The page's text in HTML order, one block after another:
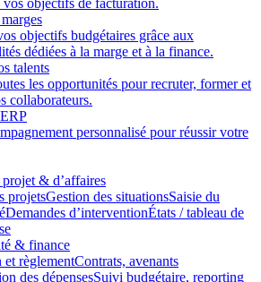
vos objectifs de facturation.
objectifs budgétaires grâce aux
dédiées à la marge et à la finance.
talents
les opportunités pour recruter, former et
collaborateurs.
personnalisé pour réussir votre
& d’affaires
projetsGestion des situationsSaisie du
Demandes d’interventionÉtats / tableau de
& finance
et règlementContrats, avenants
des dépensesSuivi budgétaire, reporting